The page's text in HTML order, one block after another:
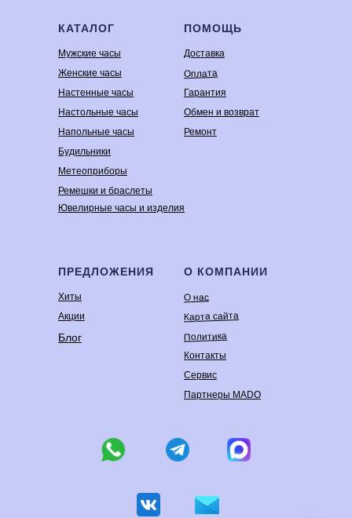
КАТАЛОГ
Мужские часы
Женские часы
Настенные часы
Настольные часы
Напольные часы
Будильники
Метеоприборы
Ремешки и браслеты
Ювелирные часы и изделия
ПРЕДЛОЖЕНИЯ
Хиты
Акции
Блог
ПОМОЩЬ
Доставка
Оплата
Гарантия
Обмен и возврат
Ремонт
О КОМПАНИИ
О нас
Карта сайта
Политика
Контакты
Сервис
Партнеры MADO